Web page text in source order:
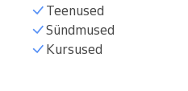
Teenused
Sündmused
Kursused